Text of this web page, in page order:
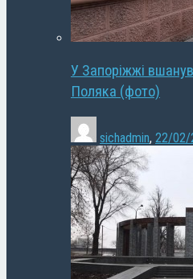
У Запоріжжі
Поляка (фото)
sichadmin, 22/02/